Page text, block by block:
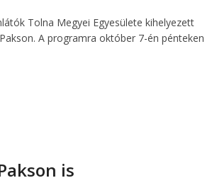
Tolna Megyei Egyesülete kihelyezett
A programra október 7-én pénteken
is